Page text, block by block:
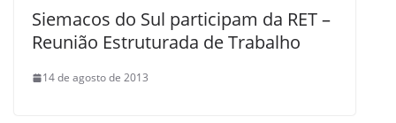
Siemacos do Sul participam da RET –
Reunião Estruturada de Trabalho
14 de agosto de 2013